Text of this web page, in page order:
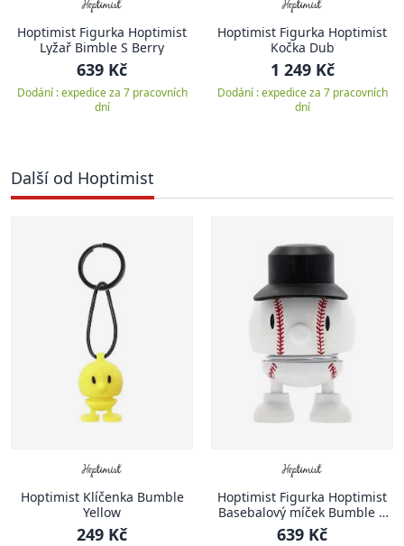
Hoptimist Figurka Hoptimist
Lyžař Bimble S Berry
639 Kč
Dodání : expedice za 7 pracovních
dní
Hoptimist Figurka Hoptimist
Kočka Dub
1 249 Kč
Dodání : expedice za 7 pracovních
dní
Další od Hoptimist
Hoptimist Klíčenka Bumble
Yellow
249 Kč
Hoptimist Figurka Hoptimist
Basebalový míček Bumble S
White
639 Kč